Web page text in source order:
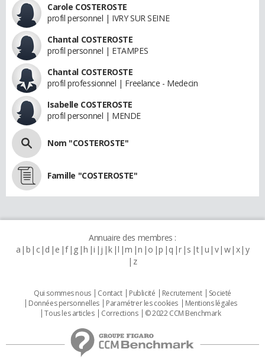
Carole COSTEROSTE
profil personnel | IVRY SUR SEINE
Chantal COSTEROSTE
profil personnel | ETAMPES
Chantal COSTEROSTE
profil professionnel | Freelance - Medecin
Isabelle COSTEROSTE
profil personnel | MENDE
Nom "COSTEROSTE"
Famille "COSTEROSTE"
Annuaire des membres :
a b c d e f g h i j k l m n o p q r s t u v w x y
z
Qui sommes nous Contact Publicité Recrutement
Societé
Données personnelles
Paramétrer les cookies
Mentions légales
Tous les articles
Corrections © 2022 CCM Benchmark